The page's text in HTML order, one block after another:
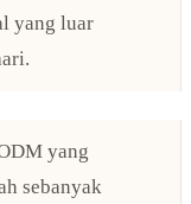
yang luar
yang
sebanyak